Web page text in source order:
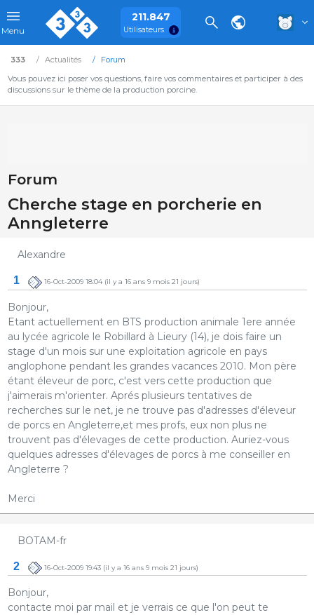
Menu
211.847
Utilisateurs
333 Actualités
Forum
Vous pouvez ici poser vos questions, faire vos commentaires et participer à des
discussions sur le thème de la production porcine.
Forum
Cherche stage en porcherie en
Anngleterre
Alexandre
1 16-Oct-2009 18:04(il y a 16 ans 9 mois 21 jours)
Bonjour,
Etant actuellement en BTS production animale 1ere année
au lycée agricole le Robillard à Lieury (14), je dois faire un
stage d'un mois sur une exploitation agricole en pays
anglophone pendant les grandes vacances 2010. Mon père
étant éleveur de porc, c'est vers cette production que
j'aimerais m'orienter. Aprés plusieurs tentatives de
recherches sur le net, je ne trouve pas d'adresses d'éleveur
de porcs en Angleterre,et mes profs, eux non plus ne
trouvent pas d'élevages de cette production. Auriez-vous
quelques adresses d'élevages de porcs à me conseiller en
Angleterre ?
Merci
BOTAM-fr
2 16-Oct-2009 19:43(il y a 16 ans 9 mois 21 jours)
Bonjour,
contacte moi par mail et je verrais ce que l'on peut te